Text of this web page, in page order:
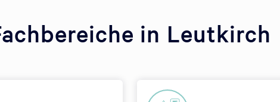
in Leutkirch